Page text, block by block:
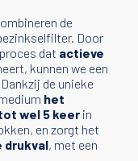
de
Door
dat actieve
kunnen we een
de unieke
het
wel 5 keer in
en zorgt het
drukval, met een